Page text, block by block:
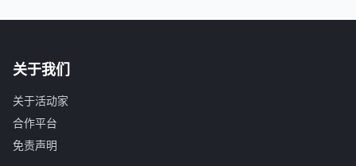
关于我们
关于活动家
合作平台
免责声明